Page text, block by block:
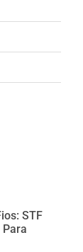
STF
Para